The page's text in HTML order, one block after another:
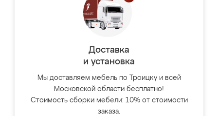
Доставка
и установка
Мы доставляем мебель по Троицку и всей
Московской области бесплатно!
Стоимость сборки мебели: 10% от стоимости
заказа.